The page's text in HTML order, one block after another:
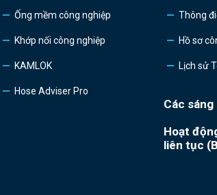
Ống mềm công nghiệp
Khớp nối công nghiệp
KAMLOK
Hose Adviser Pro
Thông
Hồ sơ
Lịch sử
Các sáng
Hoạt
liên tục